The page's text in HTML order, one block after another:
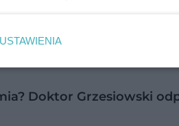
do ozdrowieńców
Doktor Grzesiowski
USTAWIENIA